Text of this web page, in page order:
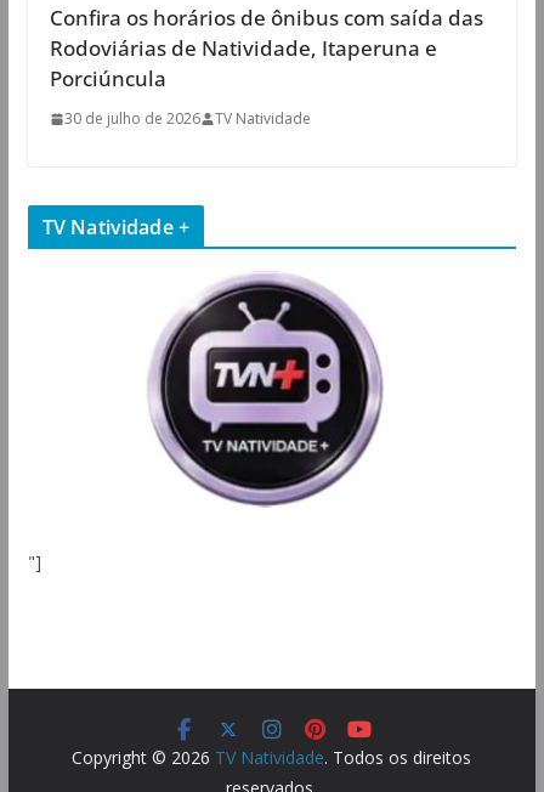
Confira os horários de ônibus com saída das
Rodoviárias de Natividade, Itaperuna e
Porciúncula
30 de julho de 2026 TV Natividade
TV Natividade +
"]
Copyright © 2026 TV Natividade. Todos os direitos